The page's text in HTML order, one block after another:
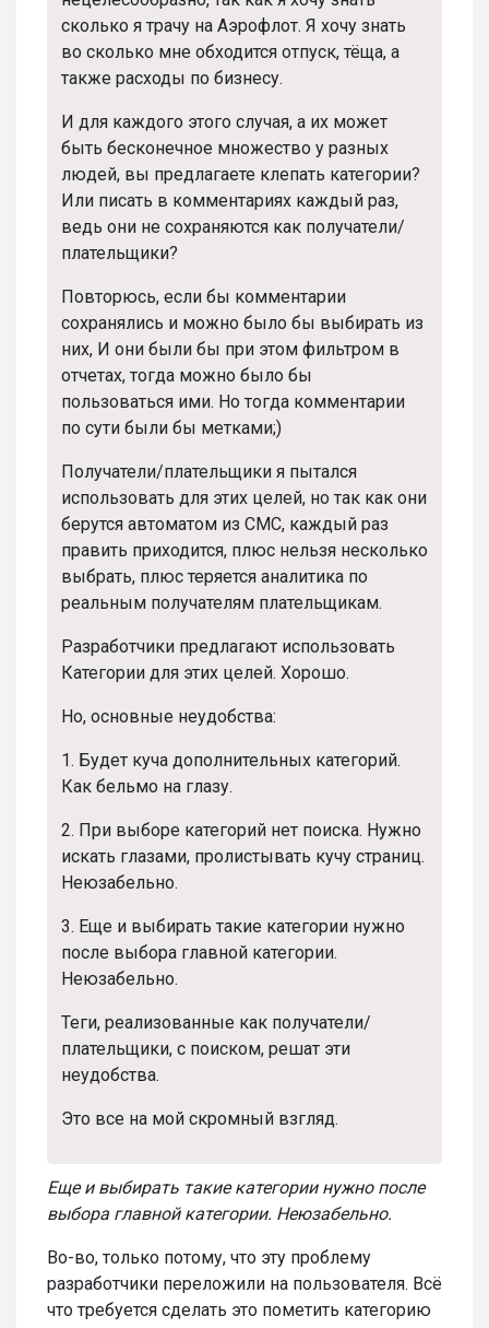
сколько я трачу на Аэрофлот. Я хочу знать
во сколько мне обходится отпуск, тёща, а
также расходы по бизнесу.
И для каждого этого случая, а их может
быть бесконечное множество у разных
людей, вы предлагаете клепать категории?
Или писать в комментариях каждый раз,
ведь они не сохраняются как получатели/
плательщики?
Повторюсь, если бы комментарии
сохранялись и можно было бы выбирать из
них, И они были бы при этом фильтром в
отчетах, тогда можно было бы
пользоваться ими. Но тогда комментарии
по сути были бы метками;)
Получатели/плательщики я пытался
использовать для этих целей, но так как они
берутся автоматом из СМС, каждый раз
править приходится, плюс нельзя несколько
выбрать, плюс теряется аналитика по
реальным получателям плательщикам.
Разработчики предлагают использовать
Категории для этих целей. Хорошо.
Но, основные неудобства:
1. Будет куча дополнительных категорий.
Как бельмо на глазу.
2. Привыборе категорий нет поиска. Нужно
искать глазами, пролистывать кучу страниц.
Неюзабельно.
3. Еще и выбирать такие категории нужно
после выбора главной категории.
Неюзабельно.
Теги, реализованные как получатели/
плательщики, с поиском, решат эти
неудобства.
Это все на мой скромный взгляд.
Еще и выбирать такие категории нужно после
выбора главной категории. Неюзабельно.
Во-во, только потому, что эту проблему
разработчики переложили на пользователя. Всё
что требуется сделать это пометить категорию